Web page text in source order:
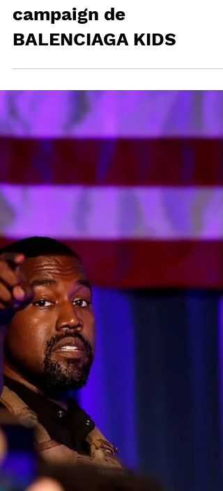
KIM KARDASHIAN
habla sobre la
campaign de
BALENCIAGA KIDS